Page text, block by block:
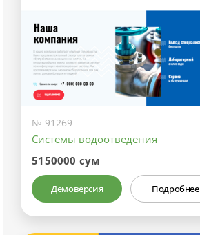
№ 91269
Системы водоотведения
5150000 сум
Демоверсия Подробнее